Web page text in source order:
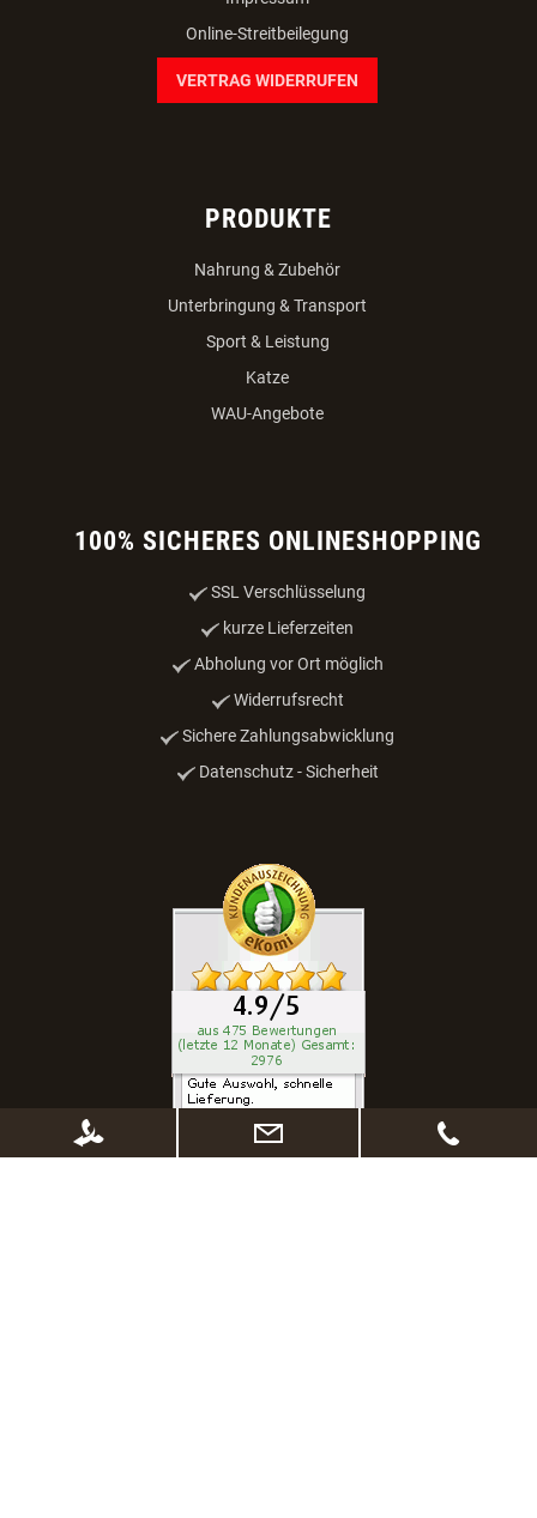
Online-Streitbeilegung
VERTRAG WIDERRUFEN
PRODUKTE
Nahrung & Zubehör
Unterbringung & Transport
Sport & Leistung
Katze
WAU-Angebote
100% SICHERES ONLINESHOPPING
SSL Verschlüsselung
kurze Lieferzeiten
Abholung vor Ort möglich
Widerrufsrecht
Sichere Zahlungsabwicklung
Datenschutz - Sicherheit